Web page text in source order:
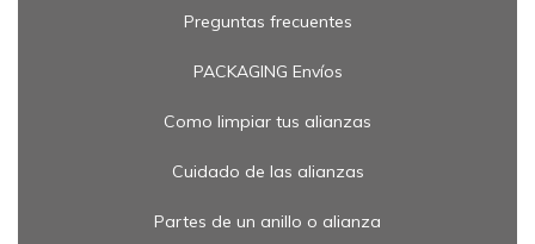
Preguntas frecuentes
PACKAGING Envíos
Como limpiar tus alianzas
Cuidado de las alianzas
Partes de un anillo o alianza